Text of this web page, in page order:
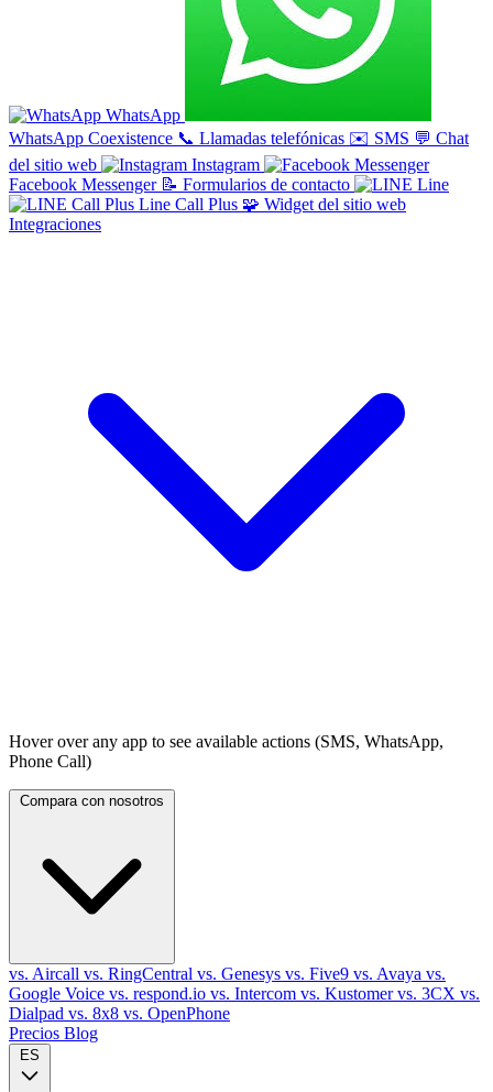
WhatsApp
WhatsApp Coexistence 📞 Llamadas telefónicas ✉️ SMS 💬 Chat
del sitio web
Instagram
Facebook Messenger 📝 Formularios de contacto
Line
Line Call Plus 🧩 Widget del sitio web
Integraciones
Hover over any app to see available actions (SMS, WhatsApp,
Phone Call)
vs. Aircall vs. RingCentral vs. Genesys vs. Five9 vs. Avaya vs.
Google Voice vs. respond.io vs. Intercom vs. Kustomervs. 3CX vs.
Dialpad vs. 8x8 vs. OpenPhone
Precios Blog
ES